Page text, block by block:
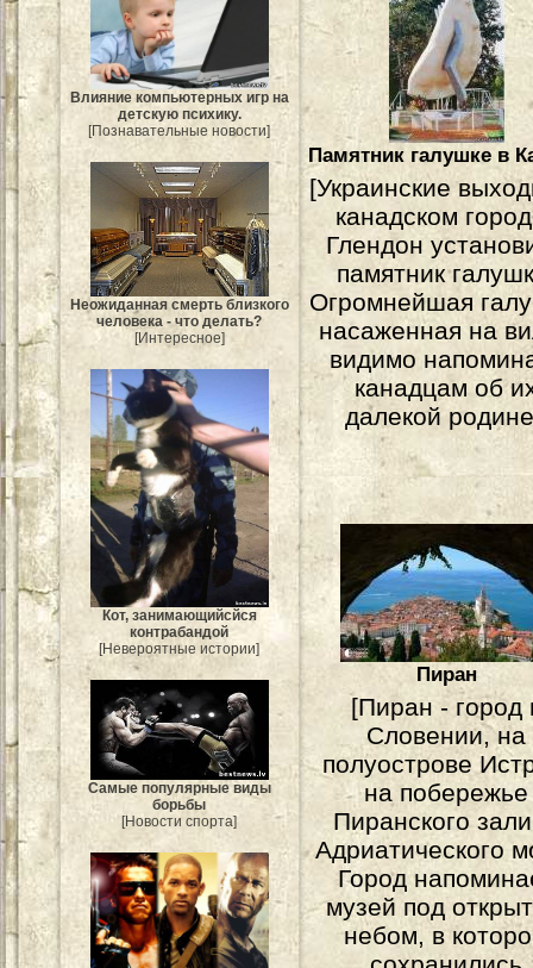
Влияние компьютерных игр на
детскую психику.
[Познавательные новости]
Неожиданная смерть близкого
человека - что делать?
[Интересное]
Кот, занимающийсйся
контрабандой
[Невероятные истории]
Самые популярные виды
борьбы
[Новости спорта]
Памятник галушке в
[Украинские
канадском
Глендон
памятник
Огромнейшая
насаженная на
видимо
канадцам об
далекой
Пиран
[Пиран - город
Словении, на
полуострове
на побережье
Пиранского
Адриатического
Город
музей под
небом, в